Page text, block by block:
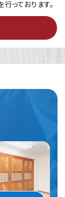
っております。